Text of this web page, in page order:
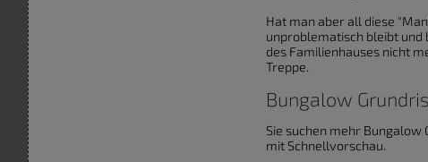
Hat man aber all diese
unproblematisch bleibt
des Familienhauses nicht
Treppe.
Bungalow
Sie suchen mehr Bungalow
mit Schnellvorschau.